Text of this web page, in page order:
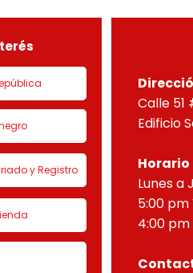
y Registro
Calle
Edificio
Lunes a
5:00 pm
4:00 pm